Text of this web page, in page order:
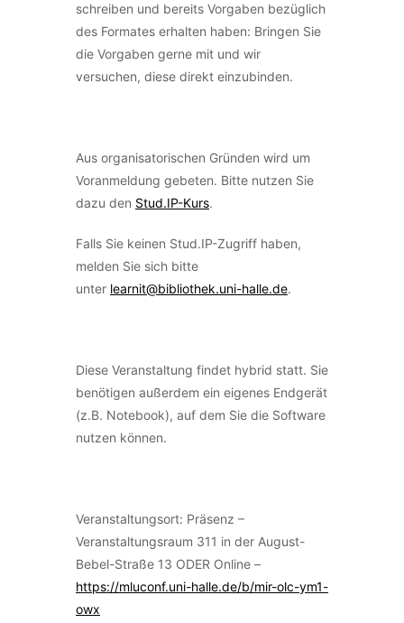
schreiben und bereits Vorgaben bezüglich
des Formates erhalten haben: Bringen Sie
die Vorgaben gerne mit und wir
versuchen, diese direkt einzubinden.
Aus organisatorischen Gründen wird um
Voranmeldung gebeten. Bitte nutzen Sie
dazu den Stud.IP-Kurs.
Falls Sie keinen Stud.IP-Zugriff haben,
melden Sie sich bitte
unter learnit@bibliothek.uni-halle.de.
Diese Veranstaltung findet hybrid statt. Sie
benötigen außerdem ein eigenes Endgerät
(z.B. Notebook), auf dem Sie die Software
nutzen können.
Veranstaltungsort: Präsenz –
Veranstaltungsraum 311 in der August-
Bebel-Straße 13 ODER Online –
https://mluconf.uni-halle.de/b/mir-olc-ym1-
owx